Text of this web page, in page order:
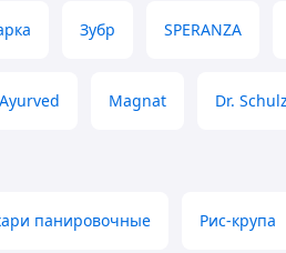
Зубр SPERANZA
Magnat Dr.
панировочные Рис-крупа